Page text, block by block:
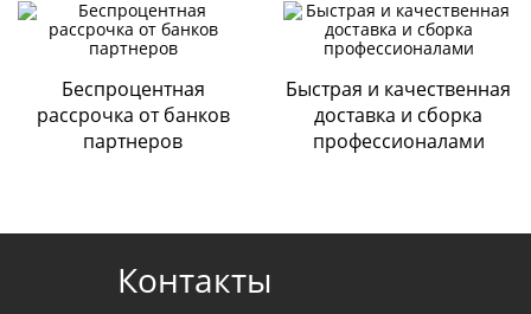
Безналичная оплата
По выставленному счету на расчетный счет Компании
ООО «ДИАРТ-М» (банк Райффайзен);
Наличными при получении мебели.
Cогласие с политикой конфиденциальности
Беспроцентная
рассрочка от банков
партнеров
Быстрая и качественная
доставка и сборка
профессионалами
Контакты